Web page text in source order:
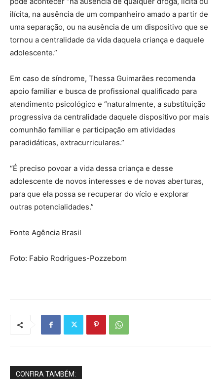
ilícita, na ausência de um companheiro amado a partir de
uma separação, ou na ausência de um dispositivo que se
tornou a centralidade da vida daquela criança e daquele
adolescente.”
Em caso de síndrome, Thessa Guimarães recomenda
apoio familiar e busca de profissional qualificado para
atendimento psicológico e “naturalmente, a substituição
progressiva da centralidade daquele dispositivo por mais
comunhão familiar e participação em atividades
paradidáticas, extracurriculares.”
“É preciso povoar a vida dessa criança e desse
adolescente de novos interesses e de novas aberturas,
para que ela possa se recuperar do vício e explorar
outras potencialidades.”
Fonte Agência Brasil
Foto: Fabio Rodrigues-Pozzebom
CONFIRA TAMBÉM: